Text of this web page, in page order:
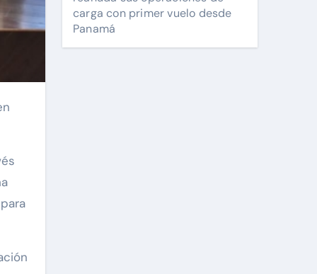
carga con primer vuelo desde
Panamá